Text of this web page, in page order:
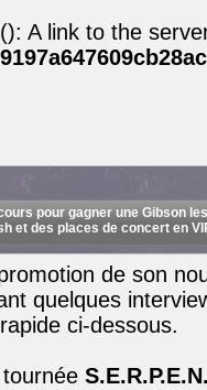
A link to the
pour gagner une Gibson
et des places de concert en
de son
quelques
ci-dessous.